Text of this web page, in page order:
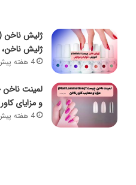
ژلیش
4 هفته پیش
لمینت
و مزایای
4 هفته پیش